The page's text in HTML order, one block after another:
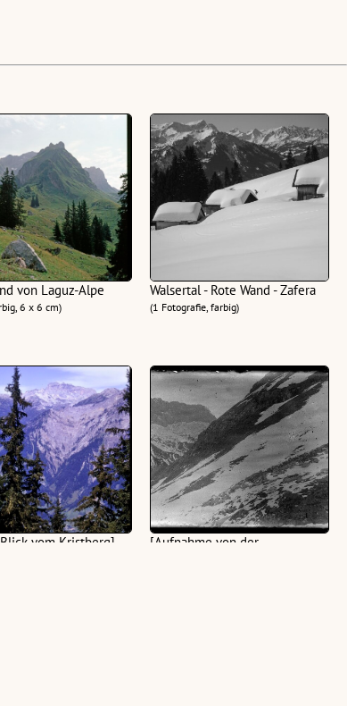
von Laguz-Alpe
6 x 6 cm)
Walsertal - Rote Wand - Zafera
(1 Fotografie, farbig)
Blick vom Kristberg]
[Aufnahme von der